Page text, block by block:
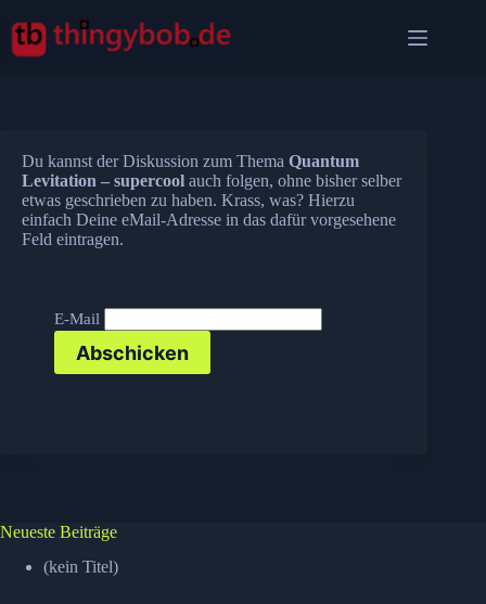
Inhalt
springen
Du kannst der Diskussion zum Thema Quantum
Levitation – supercool auch folgen, ohne bisher selber
etwas geschrieben zu haben. Krass, was? Hierzu
einfach Deine eMail-Adresse in das dafür vorgesehene
Feld eintragen.
E-Mail
Neueste Beiträge
(kein Titel)